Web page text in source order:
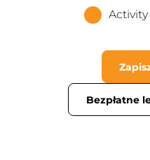
Bezpłatne